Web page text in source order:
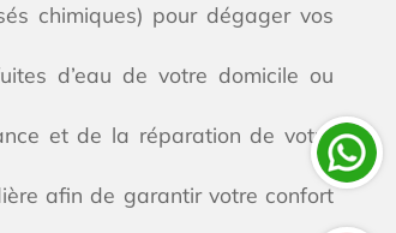
chimiques) pour dégager vos
d’eau de votre domicile ou
et de la réparation de votre
afin de garantir votre confort